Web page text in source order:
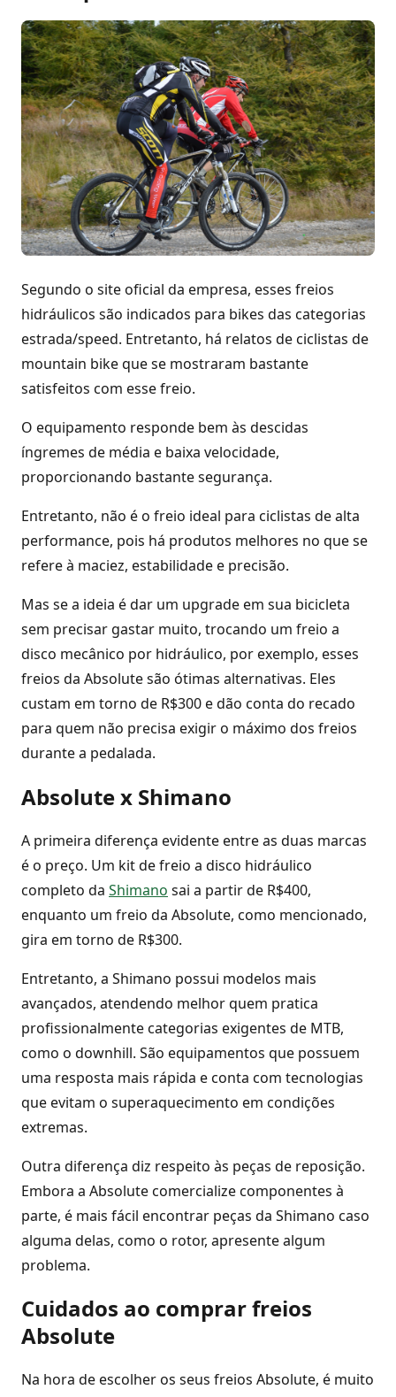
Segundo o site oficial da empresa, esses freios
hidráulicos são indicados para bikes das categorias
estrada/speed. Entretanto, há relatos de ciclistas de
mountain bike que se mostraram bastante
satisfeitos com esse freio.
O equipamento responde bem às descidas
íngremes de média e baixa velocidade,
proporcionando bastante segurança.
Entretanto, não é o freio ideal para ciclistas de alta
performance, pois há produtos melhores no que se
refere à maciez, estabilidade e precisão.
Mas se a ideia é dar um upgrade em sua bicicleta
sem precisar gastar muito, trocando um freio a
disco mecânico por hidráulico, por exemplo, esses
freios da Absolute são ótimas alternativas. Eles
custam em torno de R$300 e dão conta do recado
para quem não precisa exigir o máximo dos freios
durante a pedalada.
Absolute x Shimano
A primeira diferença evidente entre as duas marcas
é o preço. Um kit de freio a disco hidráulico
completo da Shimano sai a partir de R$400,
enquanto um freio da Absolute, como mencionado,
gira em torno de R$300.
Entretanto, a Shimano possui modelos mais
avançados, atendendo melhor quem pratica
profissionalmente categorias exigentes de MTB,
como o downhill. São equipamentos que possuem
uma resposta mais rápida e conta com tecnologias
que evitam o superaquecimento em condições
extremas.
Outra diferença diz respeito às peças de reposição.
Embora a Absolute comercialize componentes à
parte, é mais fácil encontrar peças da Shimano caso
alguma delas, como o rotor, apresente algum
problema.
Cuidados ao comprar freios
Absolute
Na hora de escolher os seus freios Absolute, é muito